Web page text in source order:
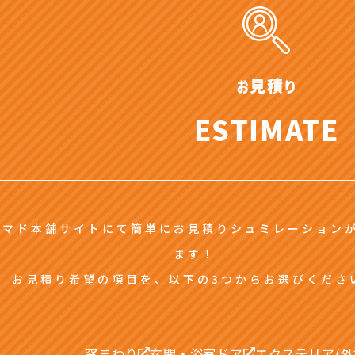
お見積り
ESTIMATE
マド本舗サイトにて簡単にお見積りシュミレーション
ます！
お見積り希望の項目を、以下の3つからお選びくださ